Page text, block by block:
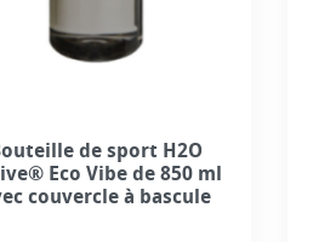
de sport H2O
Eco Vibe de 850 ml
couvercle à bascule